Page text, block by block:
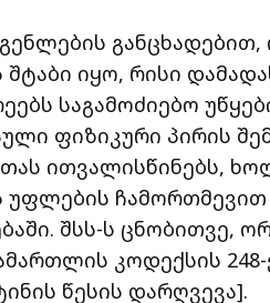
იყო, რისი
საგამოძიებო
ფიზიკური პირის
ითვალისწინებს,
უფლების
შსს-ს ცნობითვე,
კოდექსის
წესის დარღვევა].